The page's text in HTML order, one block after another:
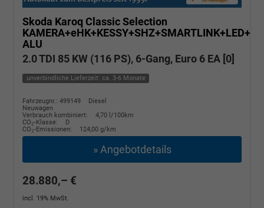
Skoda Karoq Classic Selection
ALU
2.0 TDI 85 KW (116 PS), 6-Gang, Euro 6 EA [0]
unverbindliche Lieferzeit: ca. 3-6 Monate
Fahrzeugnr.: 499149
Diesel
Neuwagen
Verbrauch kombiniert:
4,70 l/100km
CO2-Klasse:
D
CO2-Emissionen: 124,00 g/km
» Angebotdetails
28.880,– €
incl. 19% MwSt.